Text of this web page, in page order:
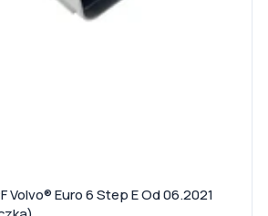
Volvo® Euro 6 Step E Od 06.2021